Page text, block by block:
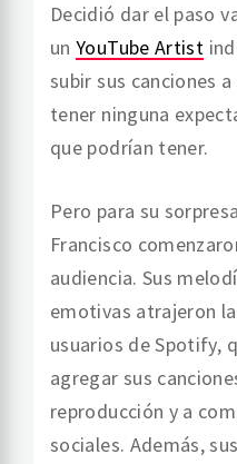
Decidió dar el paso
unYouTube Artist
subir sus canciones
tener ninguna
que podrían tener.
Pero para su
Francisco
audiencia. Sus
emotivas atrajeron
usuarios de Spotify,
agregar sus
reproducción y a
sociales. Además,